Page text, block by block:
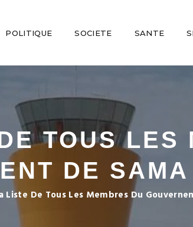
POLITIQUE SOCIETE SANTE
TOUS LES
DE
Liste De Tous Les Membres Du